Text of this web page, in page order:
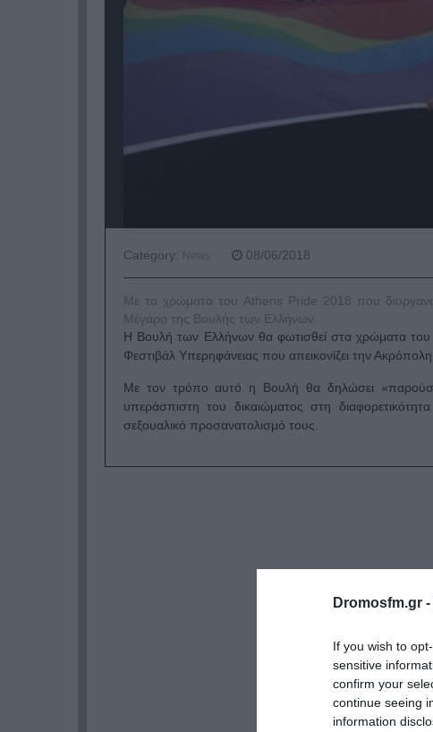
Dromosfm.gr -
If you wish to
sensitive
confirm your
continue seeing
information
Category: News 08/06/2018
Με τα χρώματα του Athens Pride 2018 που
Μέγαρο της Βουλής των Ελλήνων.
Η Βουλή των Ελλήνων θα φωτισθεί στα χρώματα του
Φεστιβάλ Υπερηφάνειας που απεικονίζει την
Με τον τρόπο αυτό η Βουλή θα δηλώσει
υπεράσπιστη του δικαιώματος στη
σεξουαλικό προσανατολισμό τους.